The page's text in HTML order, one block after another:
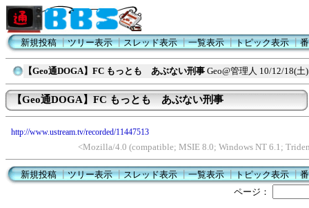
新規投稿┃ツリー表示┃スレッド表示┃一覧表示┃トピック表示┃
【Geo通DOGA】FC もっとも あぶない刑事 Geo@管理人 10/12/18(土
【Geo通DOGA】FC もっとも あぶない刑事
http://www.ustream.tv/recorded/11447513
<Mozilla/4.0 (compatible; MSIE 8.0; Windows NT 6.1;
新規投稿┃ツリー表示┃スレッド表示┃一覧表示┃トピック表示┃
ページ：